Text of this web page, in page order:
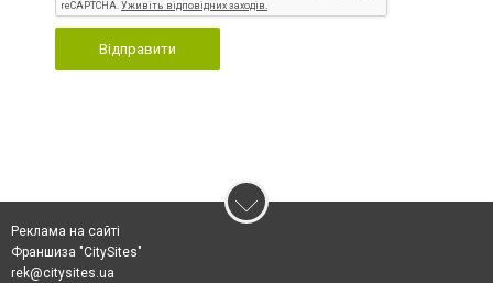
Відправити
Реклама на сайті
Франшиза "CitySites"
rek@citysites.ua